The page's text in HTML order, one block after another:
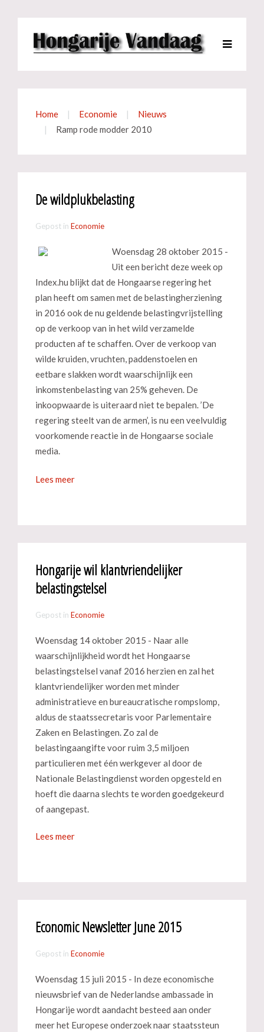
Home Economie
Nieuws
Ramp rode modder 2010
De wildplukbelasting
Gepost in Economie
Woensdag 28 oktober 2015 -
Uit een bericht deze week op
Index.hu blijkt dat de Hongaarse regering het
plan heeft om samen met de belastingherziening
in 2016 ook de nu geldende belastingvrijstelling
op de verkoop van in het wild verzamelde
producten af te schaffen. Over de verkoop van
wilde kruiden, vruchten, paddenstoelen en
eetbare slakken wordt waarschijnlijk een
inkomstenbelasting van 25% geheven. De
inkoopwaarde is uiteraard niet te bepalen. ’De
regering steelt van de armen’, is nu een veelvuldig
voorkomende reactie in de Hongaarse sociale
media.
Lees meer
Hongarije wil klantvriendelijker
belastingstelsel
Gepost in Economie
Woensdag 14 oktober 2015 - Naar alle
waarschijnlijkheid wordt het Hongaarse
belastingstelsel vanaf 2016 herzien en zal het
klantvriendelijker worden met minder
administratieve en bureaucratische rompslomp,
aldus de staatssecretaris voor Parlementaire
Zaken en Belastingen. Zo zal de
belastingaangifte voor ruim 3,5 miljoen
particulieren met één werkgever al door de
Nationale Belastingdienst worden opgesteld en
hoeft die daarna slechts te worden goedgekeurd
of aangepast.
Lees meer
Economic Newsletter June 2015
Gepost in Economie
Woensdag 15 juli 2015 - In deze economische
nieuwsbrief van de Nederlandse ambassade in
Hongarije wordt aandacht besteed aan onder
meer het Europese onderzoek naar staatssteun